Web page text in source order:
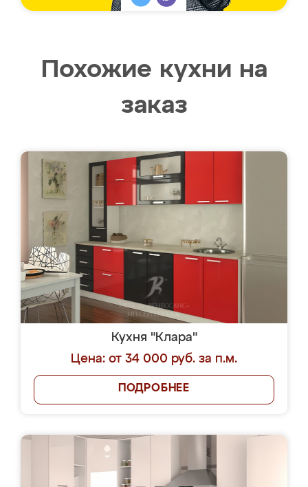
Похожие кухни на
заказ
Кухня "Клара"
Цена: от 34 000 руб. за п.м.
ПОДРОБНЕЕ